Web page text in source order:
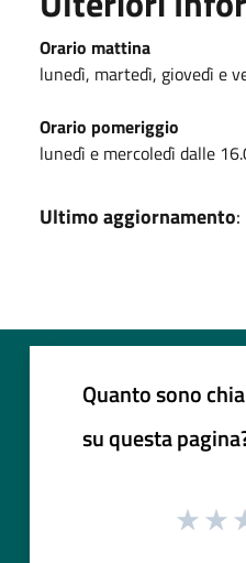
Orario mattina
lunedì, martedì, giovedì e
Orario pomeriggio
lunedì e mercoledì dalle
Ultimo aggiornamento
Quanto sono
su questa